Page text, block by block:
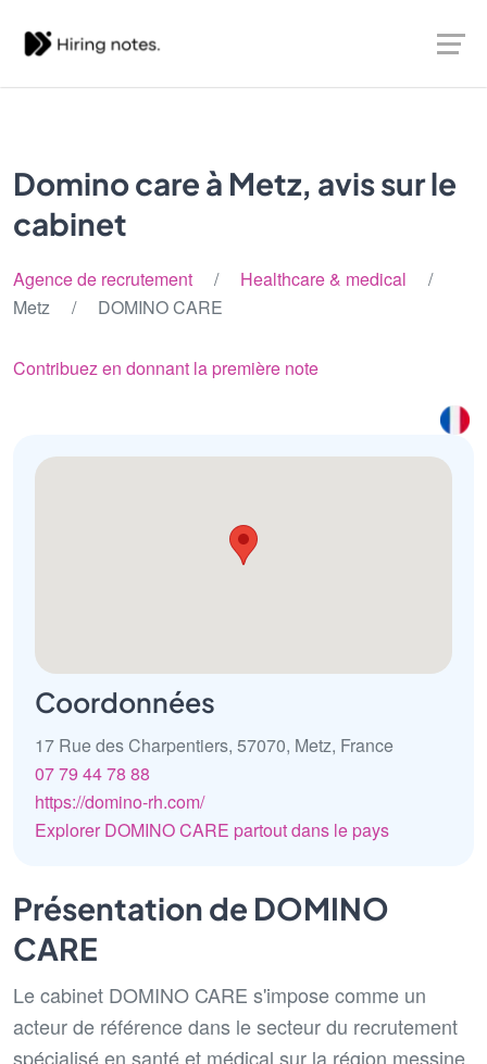
Domino care à Metz, avis sur le
cabinet
Agence de recrutement / Healthcare & medical /
Metz / DOMINO CARE
Contribuez en donnant la première note
Coordonnées
17 Rue des Charpentiers, 57070, Metz, France
07 79 44 78 88
https://domino-rh.com/
Explorer DOMINO CARE partout dans le pays
Présentation de DOMINO
CARE
Le cabinet DOMINO CARE s'impose comme un
acteur de référence dans le secteur du recrutement
spécialisé en santé et médical sur la région messine.